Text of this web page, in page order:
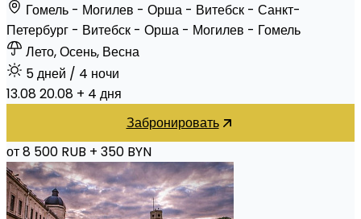
Гомель - Могилев - Орша - Витебск - Санкт-
Петербург - Витебск - Орша - Могилев - Гомель
Лето, Осень, Весна
5 дней / 4 ночи
13.0820.08 + 4 дня
Забронировать
от 8 500 RUB + 350 BYN